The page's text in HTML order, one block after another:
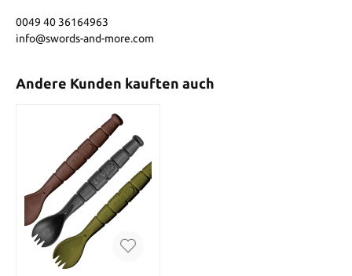
0049 40 36164963
info@swords-and-more.com
Andere Kunden kauften auch